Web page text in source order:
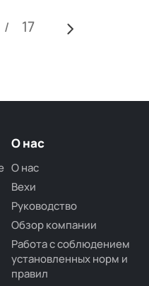
/ 17
О нас
О нас
Вехи
Руководство
Обзор компании
Работа с соблюдением
установленных норм и
правил